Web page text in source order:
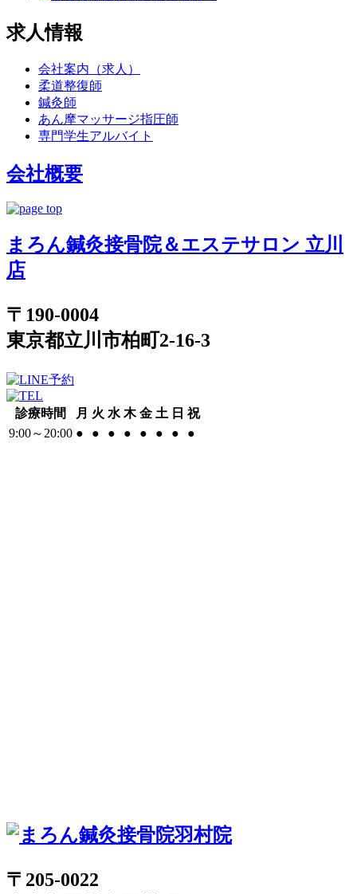
求人情報
会社案内（求人）
柔道整復師
鍼灸師
あん摩マッサージ指圧師
専門学生アルバイト
会社概要
まろん鍼灸接骨院＆エステサロン 立川
店
〒190-0004
東京都立川市柏町2-16-3
診療時間 月 火 水 木 金 土 日 祝
9:00～20:00 ● ● ● ● ● ● ● ●
〒205-0022